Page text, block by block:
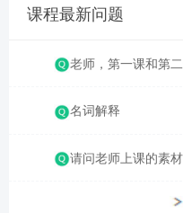
课程最新问题
老师，第一课和第
名词解释
请问老师上课的素